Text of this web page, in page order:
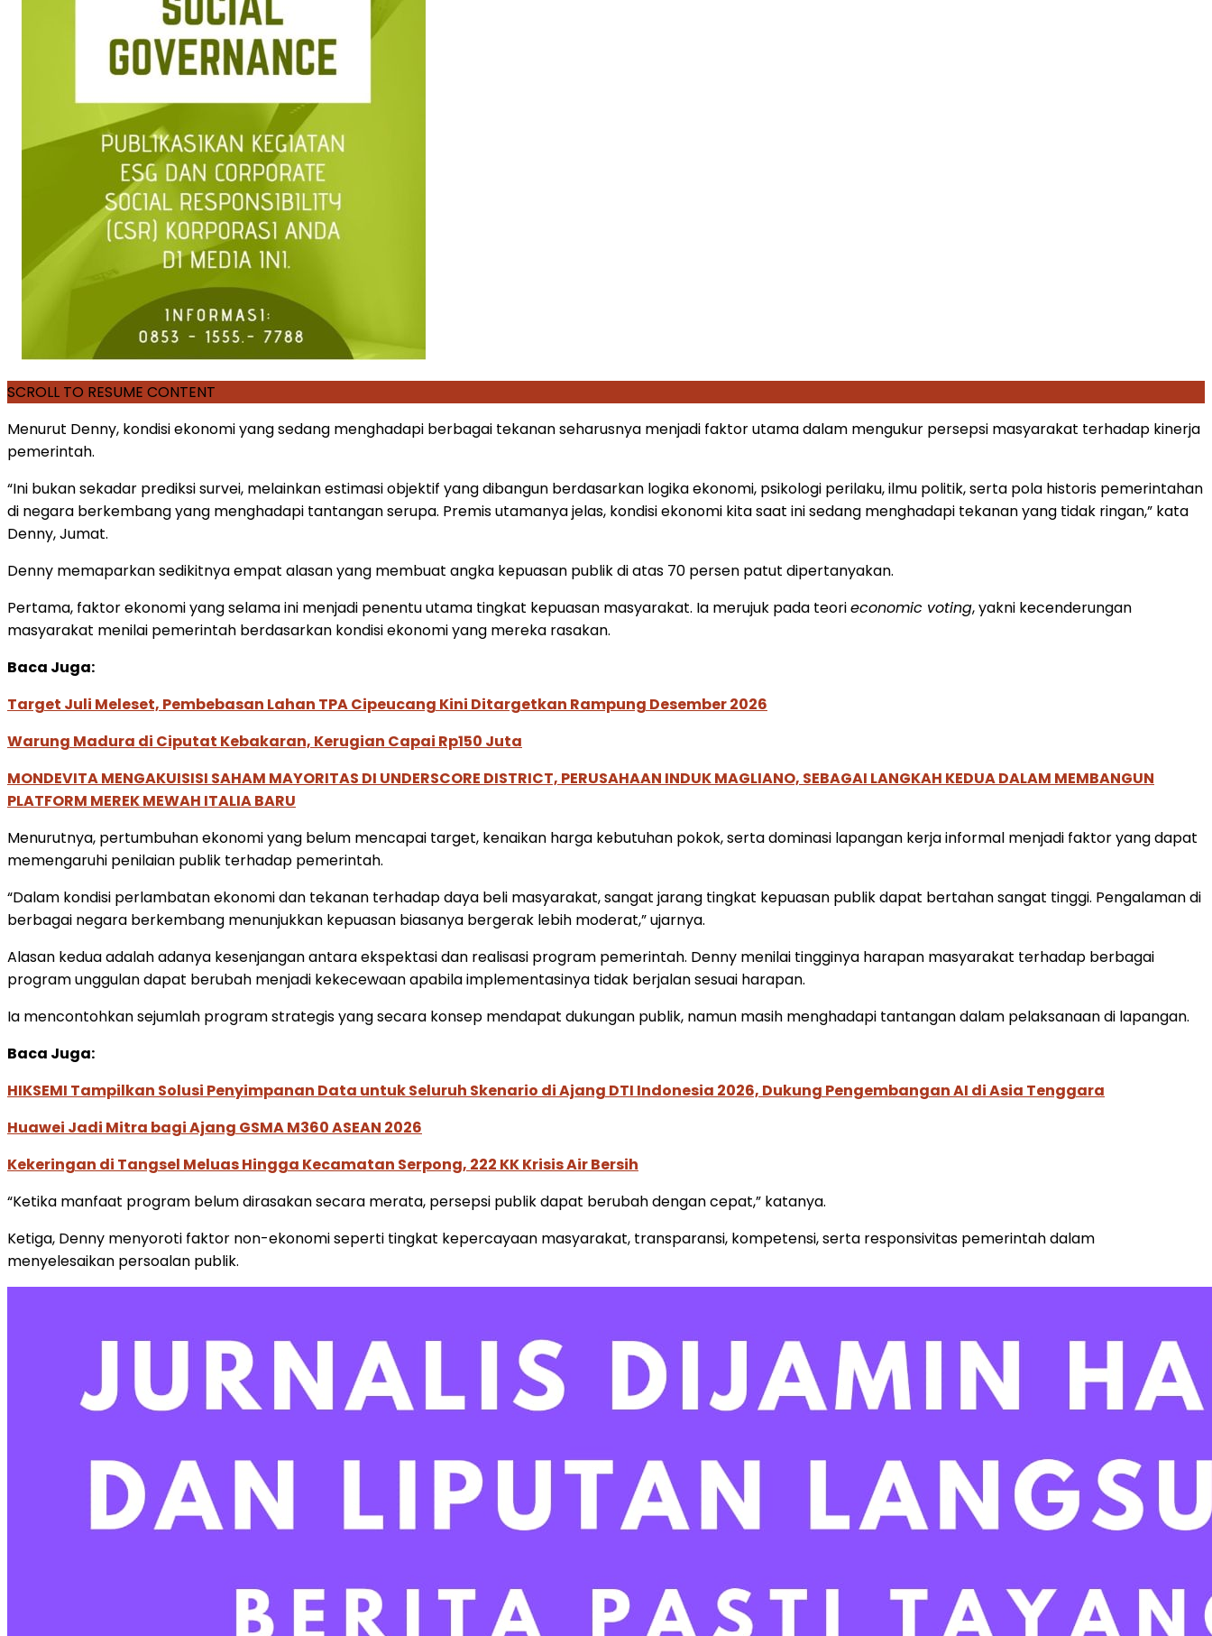
SCROLL TO RESUME CONTENT
Menurut Denny, kondisi ekonomi yang sedang menghadapi berbagai tekanan seharusnya menjadi faktor utama dalam mengukur persepsi masyarakat terhadap kinerja
pemerintah.
“Ini bukan sekadar prediksi survei, melainkan estimasi objektif yang dibangun berdasarkan logika ekonomi, psikologi perilaku, ilmu politik, serta pola historis pemerintahan
di negara berkembang yang menghadapi tantangan serupa. Premis utamanya jelas, kondisi ekonomi kita saat ini sedang menghadapi tekanan yang tidak ringan,” kata
Denny, Jumat.
Denny memaparkan sedikitnya empat alasan yang membuat angka kepuasan publik di atas 70 persen patut dipertanyakan.
Pertama, faktor ekonomi yang selama ini menjadi penentu utama tingkat kepuasan masyarakat. Ia merujuk pada teorieconomic voting, yakni kecenderungan
masyarakat menilai pemerintah berdasarkan kondisi ekonomi yang mereka rasakan.
Baca Juga:
Target Juli Meleset, Pembebasan Lahan TPA Cipeucang Kini Ditargetkan Rampung Desember 2026
Warung Madura di Ciputat Kebakaran, Kerugian Capai Rp150 Juta
MONDEVITA MENGAKUISISI SAHAM MAYORITAS DI UNDERSCORE DISTRICT, PERUSAHAAN INDUK MAGLIANO, SEBAGAI LANGKAH KEDUA DALAM MEMBANGUN
PLATFORM MEREK MEWAH ITALIA BARU
Menurutnya, pertumbuhan ekonomi yang belum mencapai target, kenaikan harga kebutuhan pokok, serta dominasi lapangan kerja informal menjadi faktor yang dapat
memengaruhi penilaian publik terhadap pemerintah.
“Dalam kondisi perlambatan ekonomi dan tekanan terhadap daya beli masyarakat, sangat jarang tingkat kepuasan publik dapat bertahan sangat tinggi. Pengalaman di
berbagai negara berkembang menunjukkan kepuasan biasanya bergerak lebih moderat,” ujarnya.
Alasan kedua adalah adanya kesenjangan antara ekspektasi dan realisasi program pemerintah. Denny menilai tingginya harapan masyarakat terhadap berbagai
program unggulan dapat berubah menjadi kekecewaan apabila implementasinya tidak berjalan sesuai harapan.
Ia mencontohkan sejumlah program strategis yang secara konsep mendapat dukungan publik, namun masih menghadapi tantangan dalam pelaksanaan di lapangan.
Baca Juga:
HIKSEMI Tampilkan Solusi Penyimpanan Data untuk Seluruh Skenario di Ajang DTI Indonesia 2026, Dukung Pengembangan AI di Asia Tenggara
Huawei Jadi Mitra bagi Ajang GSMA M360 ASEAN 2026
Kekeringan di Tangsel Meluas Hingga Kecamatan Serpong, 222 KK Krisis Air Bersih
“Ketika manfaat program belum dirasakan secara merata, persepsi publik dapat berubah dengan cepat,” katanya.
Ketiga, Denny menyoroti faktor non-ekonomi seperti tingkat kepercayaan masyarakat, transparansi, kompetensi, serta responsivitas pemerintah dalam
menyelesaikan persoalan publik.